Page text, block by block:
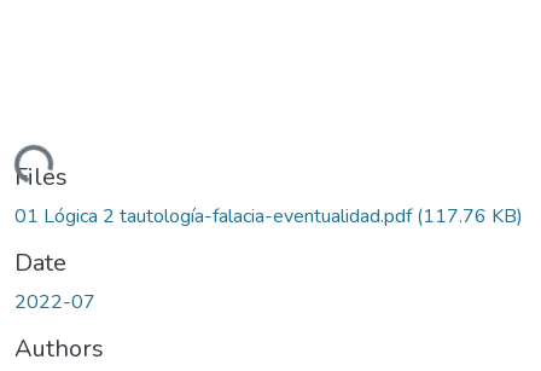
Files
01 Lógica 2 tautología-falacia-eventualidad.pdf(117.76 KB)
Date
2022-07
Authors